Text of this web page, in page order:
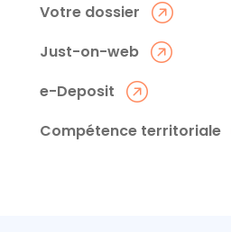
Votre dossier
Just-on-web
e-Deposit
Compétence territoriale